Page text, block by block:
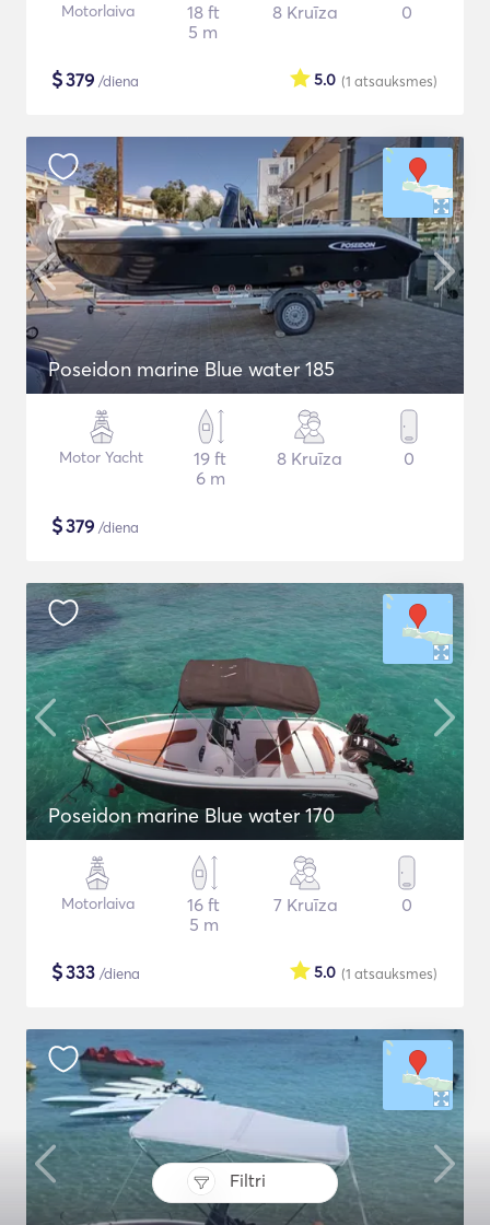
Filtri
Motorlaiva
18 ft
5 m
8 Kruīza 0
$379 /diena (1 atsauksmes)
5.0
Poseidon marine Blue water 185
Motor Yacht
19 ft
6 m
8 Kruīza 0
$379 /diena
Poseidon marine Blue water 170
Motorlaiva
16 ft
5 m
7 Kruīza 0
$333 /diena (1 atsauksmes)
5.0